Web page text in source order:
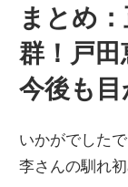
まとめ
群！戸
今後も
いかがでした
李さんの馴れ